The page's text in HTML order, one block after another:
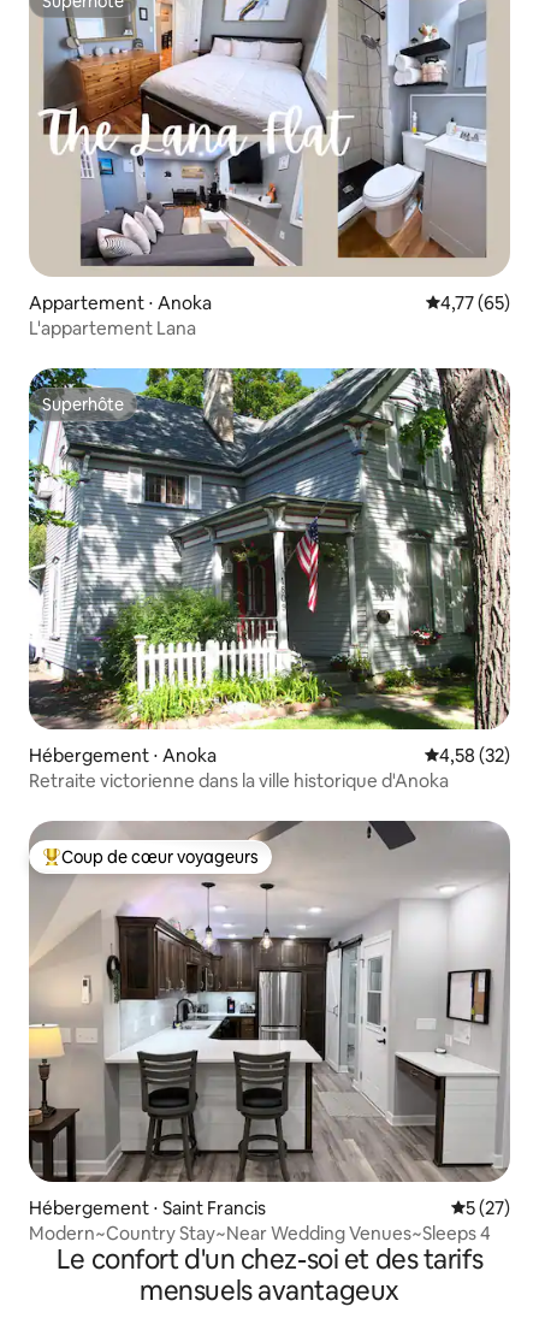
Superhôte
Appartement ⋅ Anoka Évaluation
4,77 (65)
L'appartement Lana
Superhôte
Superhôte
Hébergement ⋅ Anoka Évaluation
4,58 (32)
Retraite victorienne dans la ville historique d'Anoka
Coups de cœur voyageurs les plus appréciés
Coup de cœur voyageurs
Hébergement ⋅ Saint Francis
5 (27)
Modern~Country Stay~Near Wedding Venues~Sleeps 4
Le confort d'un chez-soi et des tarifs
mensuels avantageux